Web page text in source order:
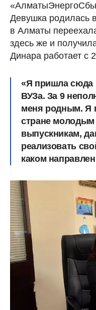
Девушка родилась
в Алматы
здесь же и
Динара работает с
«Я пришла сюда
ВУЗа. За 9
меня родным. Я
стране молодым
выпускникам,
реализовать
каком